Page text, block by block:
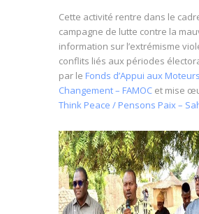
Cette activité rentre dans le
campagne de lutte contre la
information sur l’extrémisme
conflits liés aux périodes
par le Fonds d’Appui aux
Changement – FAMOC et mise
Think Peace / Pensons Paix –